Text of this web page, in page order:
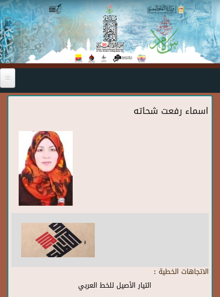
Skip to main content
اسماء رفعت شحاته
الاتجاهات الخطية :
التيار الأصيل للخط العربي